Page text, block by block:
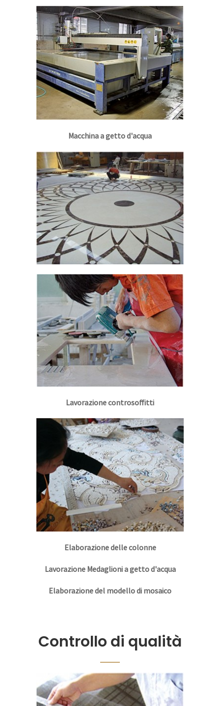
Macchina a getto d'acqua
Lavorazione controsoffitti
Elaborazione delle colonne
Lavorazione Medaglioni a getto d'acqua
Elaborazione del modello di mosaico
Controllo di qualità